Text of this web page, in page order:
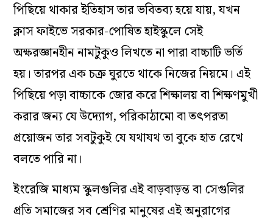
পিছিয়ে থাকার ইতিহাস তার ভবিতব্য হয়ে যায়, যখন
ক্লাস ফাইভে সরকার-পোষিত হাইস্কুলে সেই
অক্ষরজ্ঞানহীন নামটুকুও লিখতে না পারা বাচ্চাটি ভর্তি
হয়। তারপর এক চক্র ঘুরতে থাকে নিজের নিয়মে। এই
পিছিয়ে পড়া বাচ্চাকে জোর করে শিক্ষালয় বা শিক্ষণমুখী
করার জন্য যে উদ্যোগ, পরিকাঠামো বা তৎপরতা
প্রয়োজন তার সবটুকুই যে যথাযথ তা বুকে হাত রেখে
বলতে পারি না।
ইংরেজি মাধ্যম স্কুলগুলির এই বাড়বাড়ন্ত বা সেগুলির
প্রতি সমাজের সব শ্রেণির মানুষের এই অনুরাগের